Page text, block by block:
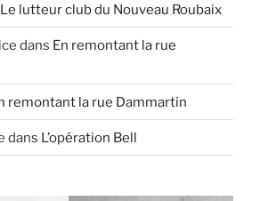
Le lutteur club du Nouveau Roubaix
dans En remontant la rue
remontant la rue Dammartin
dans L’opération Bell